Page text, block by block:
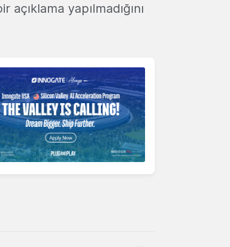
yapılmadığını